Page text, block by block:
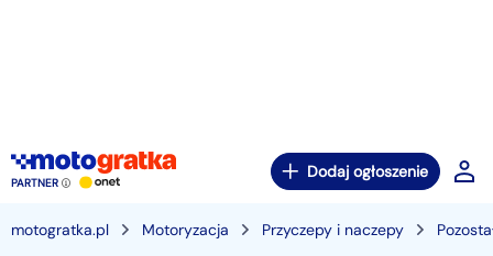
PARTNER
Dodaj ogłoszenie
motogratka.pl Motoryzacja Przyczepy i naczepy